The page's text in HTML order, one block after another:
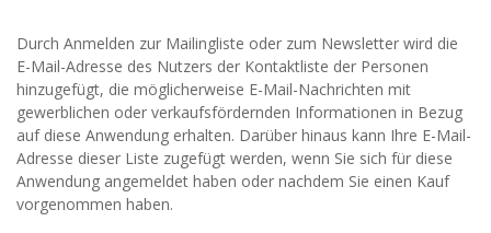
Durch Anmelden zur Mailingliste oder zum Newsletter wird die
E-Mail-Adresse des Nutzers der Kontaktliste der Personen
hinzugefügt, die möglicherweise E-Mail-Nachrichten mit
gewerblichen oder verkaufsfördernden Informationen in Bezug
auf diese Anwendung erhalten. Darüber hinaus kann Ihre E-Mail-
Adresse dieser Liste zugefügt werden, wenn Sie sich für diese
Anwendung angemeldet haben oder nachdem Sie einen Kauf
vorgenommen haben.